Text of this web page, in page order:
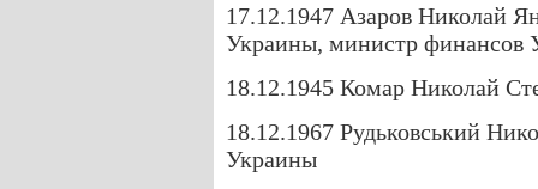
17.12.1947 Азаров Николай
Украины, министр финансов
18.12.1945 Комар Николай
18.12.1967 Рудьковський
Украины